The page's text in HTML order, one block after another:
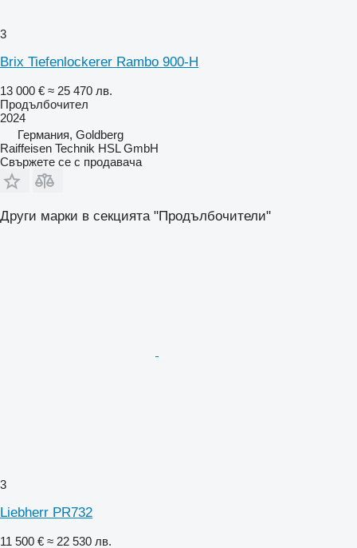
3
Brix Tiefenlockerer Rambo 900-H
13 000 € ≈ 25 470 лв.
Продълбочител
2024
Германия, Goldberg
Raiffeisen Technik HSL GmbH
Свържете се с продавача
Други марки в секцията "Продълбочители"
3
Liebherr PR732
11 500 € ≈ 22 530 лв.